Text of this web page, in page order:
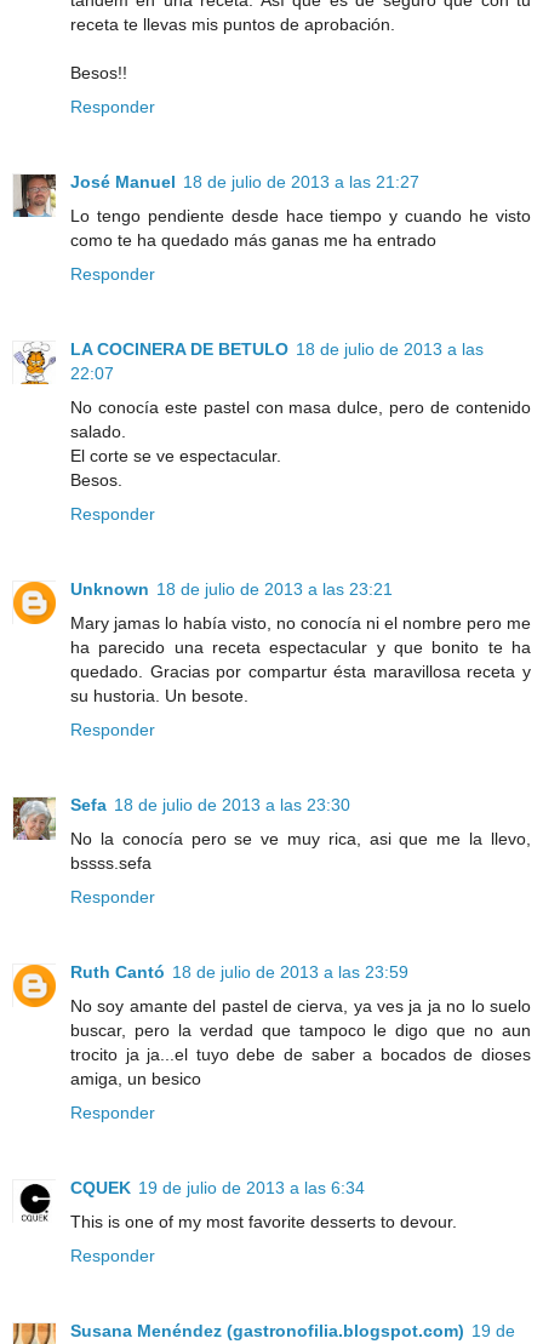
receta te llevas mis puntos de aprobación.
Besos!!
Responder
José Manuel 18 de julio de 2013 a las 21:27
Lo tengo pendiente desde hace tiempo y cuando he visto
como te ha quedado más ganas me ha entrado
Responder
LA COCINERA DE BETULO 18 de julio de 2013 a las
22:07
No conocía este pastel con masa dulce, pero de contenido
salado.
El corte se ve espectacular.
Besos.
Responder
Unknown 18 de julio de 2013 a las 23:21
Mary jamas lo había visto, no conocía ni el nombre pero me
ha parecido una receta espectacular y que bonito te ha
quedado. Gracias por compartur ésta maravillosa receta y
su hustoria. Un besote.
Responder
Sefa 18 de julio de 2013 a las 23:30
No la conocía pero se ve muy rica, asi que me la llevo,
bssss.sefa
Responder
Ruth Cantó 18 de julio de 2013 a las 23:59
No soy amante del pastel de cierva, ya ves ja ja no lo suelo
buscar, pero la verdad que tampoco le digo que no aun
trocito ja ja...el tuyo debe de saber a bocados de dioses
amiga, un besico
Responder
CQUEK 19 de julio de 2013 a las 6:34
This is one of my most favorite desserts to devour.
Responder
Susana Menéndez (gastronofilia.blogspot.com) 19 de